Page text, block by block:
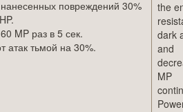
the
dark
and
MP
повреждений 30%
MP раз в 5 сек.
атак тьмой на 30%.